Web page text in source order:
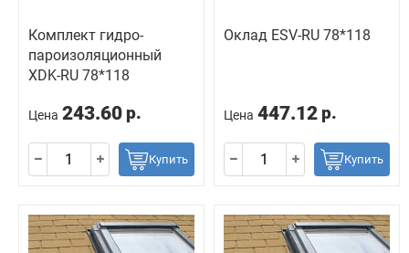
Комплект гидро-
пароизоляционный
ХDK-RU 78*118
Цена 243.60 р.
Купить
Оклад ESV-RU 78*118
Цена 447.12 р.
Купить